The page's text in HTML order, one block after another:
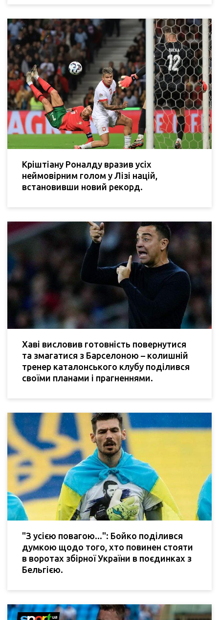
Кріштіану Роналду вразив усіх
неймовірним голом у Лізі націй,
встановивши новий рекорд.
Хаві висловив готовність повернутися
та змагатися з Барселоною – колишній
тренер каталонського клубу поділився
своїми планами і прагненнями.
"З усією повагою...": Бойко поділився
думкою щодо того, хто повинен стояти
в воротах збірної України в поєдинках з
Бельгією.